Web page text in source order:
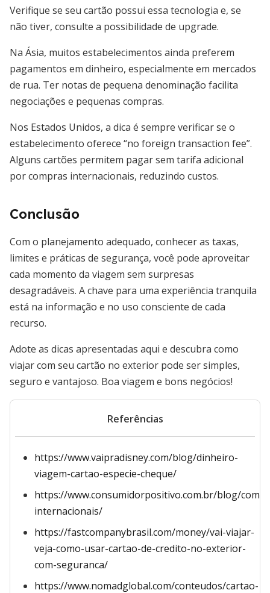
Verifique se seu cartão possui essa tecnologia e, se
não tiver, consulte a possibilidade de upgrade.
Na Ásia, muitos estabelecimentos ainda preferem
pagamentos em dinheiro, especialmente em mercados
de rua. Ter notas de pequena denominação facilita
negociações e pequenas compras.
Nos Estados Unidos, a dica é sempre verificar se o
estabelecimento oferece “no foreign transaction fee”.
Alguns cartões permitem pagar sem tarifa adicional
por compras internacionais, reduzindo custos.
Conclusão
Com o planejamento adequado, conhecer as taxas,
limites e práticas de segurança, você pode aproveitar
cada momento da viagem sem surpresas
desagradáveis. A chave para uma experiência tranquila
está na informação e no uso consciente de cada
recurso.
Adote as dicas apresentadas aqui e descubra como
viajar com seu cartão no exterior pode ser simples,
seguro e vantajoso. Boa viagem e bons negócios!
Referências
https://www.vaipradisney.com/blog/dinheiro-
viagem-cartao-especie-cheque/
https://www.consumidorpositivo.com.br/blog/
internacionais/
https://fastcompanybrasil.com/money/vai-viajar-
veja-como-usar-cartao-de-credito-no-exterior-
com-seguranca/
https://www.nomadglobal.com/conteudos/cartao-